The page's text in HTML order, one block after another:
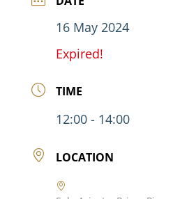
16 May 2024
Expired!
TIME
12:00 - 14:00
LOCATION